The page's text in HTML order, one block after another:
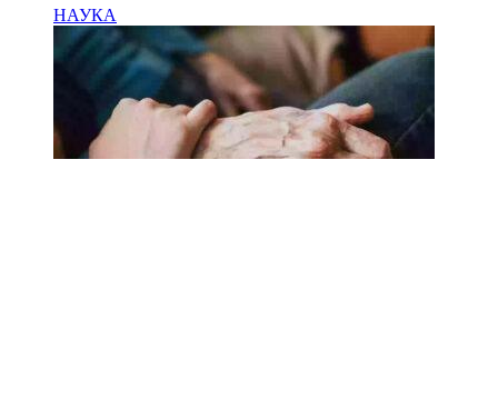
НАУКА